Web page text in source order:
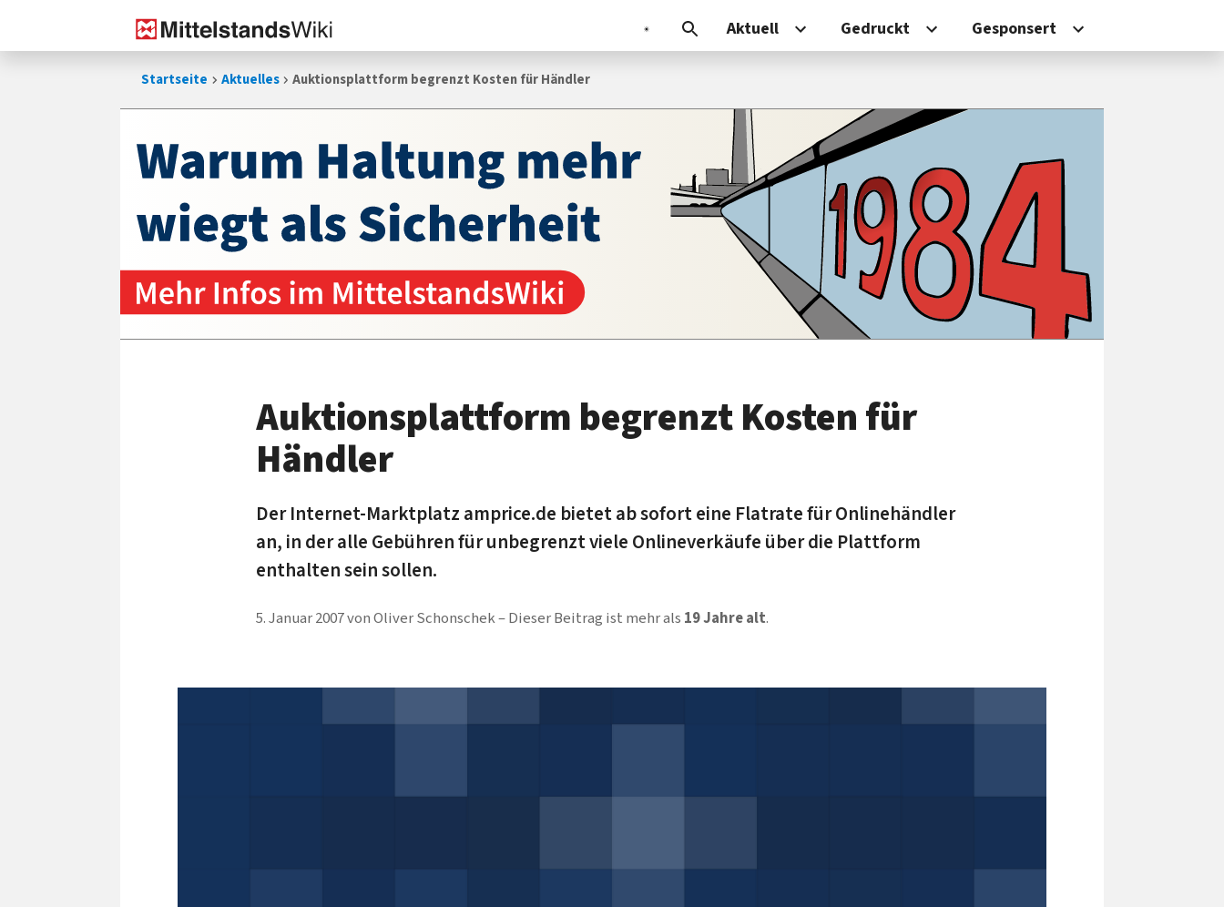
Aktuell Gedruckt Gesponsert
Startseite Aktuelles Auktionsplattform begrenzt Kosten für Händler
Auktionsplattform begrenzt Kosten für
Händler
Der Internet-Marktplatz amprice.de bietet ab sofort eine Flatrate für Onlinehändler
an, in der alle Gebühren für unbegrenzt viele Onlineverkäufe über die Plattform
enthalten sein sollen.
5. Januar 2007vonOliver Schonschek Dieser Beitrag ist mehr als 19 Jahre alt.